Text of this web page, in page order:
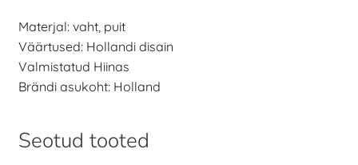
Materjal: vaht, puit
Väärtused: Hollandi disain
Valmistatud Hiinas
Brändi asukoht: Holland
Seotud tooted